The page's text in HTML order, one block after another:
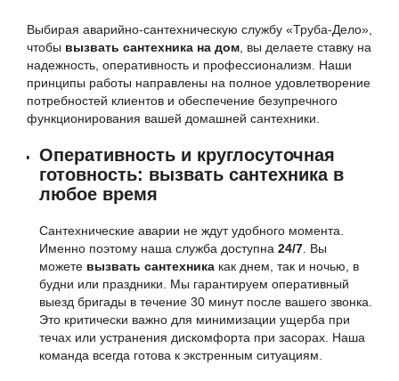
Выбирая аварийно-сантехническую службу «Труба-Дело»,
чтобы вызвать сантехника на дом , вы делаете ставку на
надежность, оперативность и профессионализм. Наши
принципы работы направлены на полное удовлетворение
потребностей клиентов и обеспечение безупречного
функционирования вашей домашней сантехники.
Оперативность и круглосуточная
готовность: вызвать сантехника в
любое время
Сантехнические аварии не ждут удобного момента.
Именно поэтому наша служба доступна 24/7. Вы
можете вызвать сантехника как днем, так и ночью, в
будни или праздники. Мы гарантируем оперативный
выезд бригады в течение 30 минут после вашего звонка.
Это критически важно для минимизации ущерба при
течах или устранения дискомфорта при засорах. Наша
команда всегда готова к экстренным ситуациям.